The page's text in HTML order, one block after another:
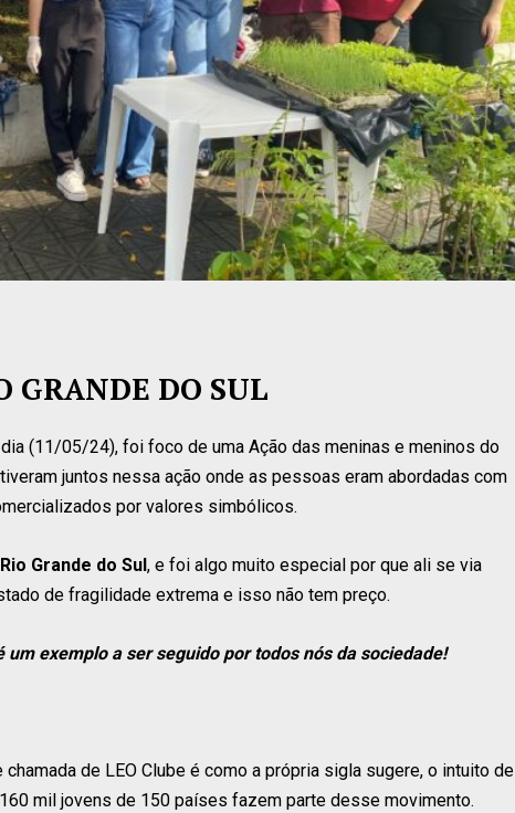
GRANDE DO SUL
(11/05/24), foi foco de uma Ação das meninas e meninos do
juntos nessa ação onde as pessoas eram abordadas com
por valores simbólicos.
Grande do Sul , e foi algo muito especial por que ali se via
de fragilidade extrema e isso não tem preço.
um exemplo a ser seguido por todos nós da sociedade!
de LEO Clube é como a própria sigla sugere, o intuito de
mil jovens de 150 países fazem parte desse movimento.